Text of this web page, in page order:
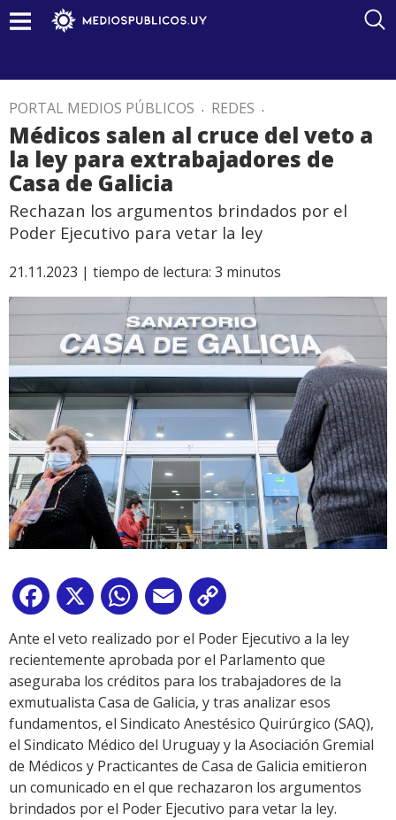
PORTAL MEDIOS PÚBLICOS . REDES .
Médicos salen al cruce del veto a
la ley para extrabajadores de
Casa de Galicia
Rechazan los argumentos brindados por el
Poder Ejecutivo para vetar la ley
21.11.2023 | tiempo de lectura: 3 minutos
Facebook
X WhatsApp
Email
Link
Ante el veto realizado por el Poder Ejecutivo a la ley
recientemente aprobada por el Parlamento que
aseguraba los créditos para los trabajadores de la
exmutualista Casa de Galicia, y tras analizar esos
fundamentos, el Sindicato Anestésico Quirúrgico (SAQ),
el Sindicato Médico del Uruguay y la Asociación Gremial
de Médicos y Practicantes de Casa de Galicia emitieron
un comunicado en el que rechazaron los argumentos
brindados por el Poder Ejecutivo para vetar la ley.